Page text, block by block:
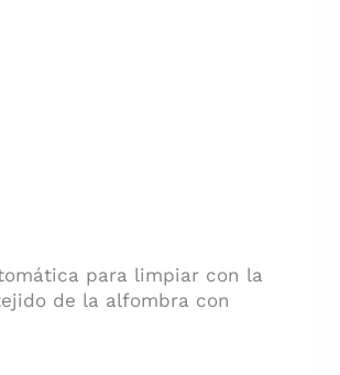
para limpiar con la
de la alfombra con